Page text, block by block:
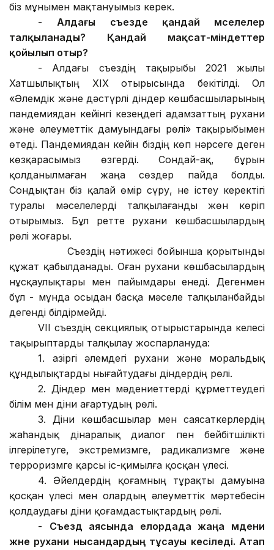
біз мұнымен мақтануымыз керек.
-Алдағы съезде қандай мәселелер
талқыланады? Қандай мақсат-міндеттер
қойылып отыр?
- Алдағы съездің тақырыбы 2021 жылы
Хатшылықтың XIX отырысында бекітілді. Ол
«Әлемдік және дәстүрлі діндер көшбасшыларының
пандемиядан кейінгі кезеңдегі адамзаттың рухани
және әлеуметтік дамуындағы рөлі» тақырыбымен
өтеді. Пандемиядан кейін біздің көп нәрсеге деген
көзқарасымыз өзгерді. Сондай-ақ, бұрын
қолданылмаған жаңа сөздер пайда болды.
Сондықтан біз қалай өмір сүру, не істеу керектігі
туралы мәселелерді талқылағанды жөн көріп
отырымыз. Бұл ретте рухани көшбасшылардың
рөлі жоғары.
Съездің нәтижесі бойынша қорытынды
құжат қабылданады. Оған рухани көшбасылардың
нұсқаулықтары мен пайымдары енеді. Дегенмен
бұл - мұнда осыдан басқа мәселе талқыланбайды
дегенді білдірмейді.
VII съездің секциялық отырыстарында келесі
тақырыптарды талқылау жоспарлануда:
1. Қазіргі әлемдегі рухани және моральдық
құндылықтарды нығайтудағы діндердің рөлі.
2. Діндер мен мәдениеттерді құрметтеудегі
білім мен діни ағартудың рөлі.
3. Діни көшбасшылар мен саясаткерлердің
жаһандық дінаралық диалог пен бейбітшілікті
ілгерілетуге, экстремизмге, радикализмге және
терроризмге қарсы іс-қимылға қосқан үлесі.
4. Әйелдердің қоғамның тұрақты дамуына
қосқан үлесі мен олардың әлеуметтік мәртебесін
қолдаудағы діни қоғамдастықтардың рөлі.
- Съезд аясында елордада жаңа мәдени
және рухани нысандардың тұсауы кесіледі. Атап